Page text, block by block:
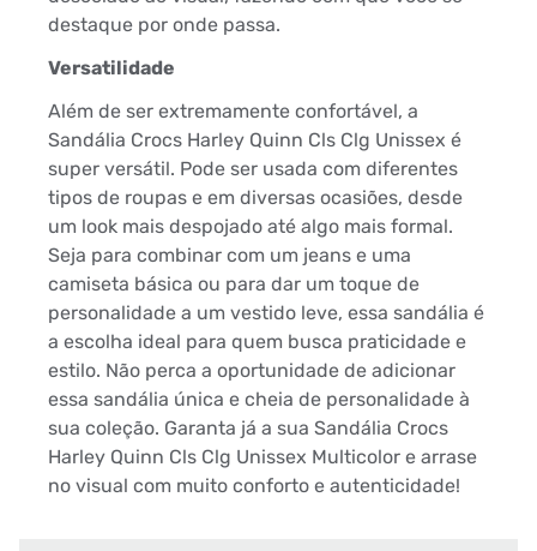
destaque por onde passa.
Versatilidade
Além de ser extremamente confortável, a
Sandália Crocs Harley Quinn Cls Clg Unissex é
super versátil. Pode ser usada com diferentes
tipos de roupas e em diversas ocasiões, desde
um look mais despojado até algo mais formal.
Seja para combinar com um jeans e uma
camiseta básica ou para dar um toque de
personalidade a um vestido leve, essa sandália é
a escolha ideal para quem busca praticidade e
estilo. Não perca a oportunidade de adicionar
essa sandália única e cheia de personalidade à
sua coleção. Garanta já a sua Sandália Crocs
Harley Quinn Cls Clg Unissex Multicolor e arrase
no visual com muito conforto e autenticidade!